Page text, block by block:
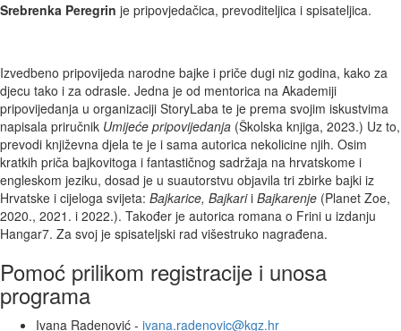
Srebrenka Peregrin je pripovjedačica, prevoditeljica i spisateljica.
Izvedbeno pripovijeda narodne bajke i priče dugi niz godina, kako za
djecu tako i za odrasle. Jedna je od mentorica na Akademiji
pripovijedanja u organizaciji StoryLaba te je prema svojim iskustvima
napisala priručnik Umijeće pripovijedanja (Školska knjiga, 2023.) Uz to,
prevodi književna djela te je i sama autorica nekolicine njih. Osim
kratkih priča bajkovitoga i fantastičnog sadržaja na hrvatskome i
engleskom jeziku, dosad je u suautorstvu objavila tri zbirke bajki iz
Hrvatske i cijeloga svijeta: Bajkarice, Bajkarii Bajkarenje (Planet Zoe,
2020., 2021. i 2022.). Također je autorica romana o Frini u izdanju
Hangar7. Za svoj je spisateljski rad višestruko nagrađena.
Pomoć prilikom registracije i unosa
programa
Ivana Radenović - ivana.radenovic@kgz.hr